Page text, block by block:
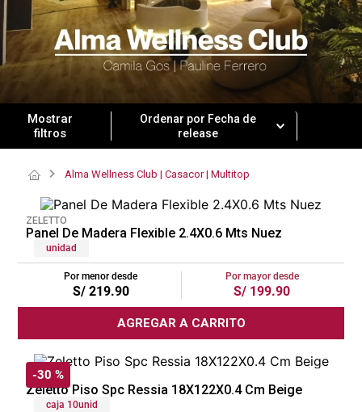
Ordenar por Fecha de
release
Alma Wellness Club | Casacor | Multitop
ZELETTO
Panel De Madera Flexible 2.4X0.6 Mts Nuez
unidad
Por menor desde
S/ 219.90
Por mayor desde
S/ 199.90
AGREGAR A CARRITO
-30 %
ZELETTO
Zeletto Piso Spc Ressia 18X122X0.4 Cm Beige
caja 10unid
lona
pisos
tapete